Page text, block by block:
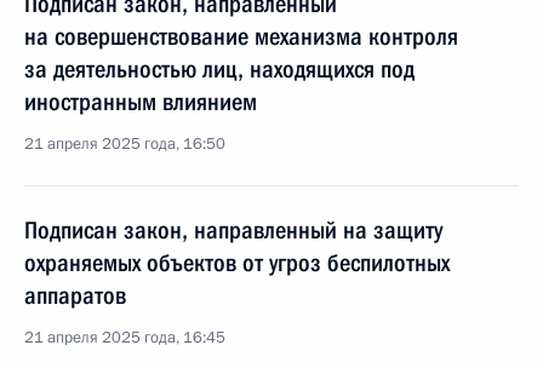
на совершенствование механизма контроля
за деятельностью лиц, находящихся под
иностранным влиянием
21 апреля 2025 года, 16:50
Подписан закон, направленный на защиту
охраняемых объектов от угроз беспилотных
аппаратов
21 апреля 2025 года, 16:45